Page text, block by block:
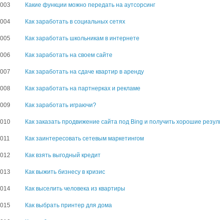
Какие функции можно передать на аутсорсинг
Как заработать в социальных сетях
Как заработать школьникам в интернете
Как заработать на своем сайте
Как заработать на сдаче квартир в аренду
Как заработать на партнерках и рекламе
Как заработать играючи?
Как заказать продвижение сайта под Bing и получить хорошие
Как заинтересовать сетевым маркетингом
Как взять выгодный кредит
Как выжить бизнесу в кризис
Как выселить человека из квартиры
Как выбрать принтер для дома